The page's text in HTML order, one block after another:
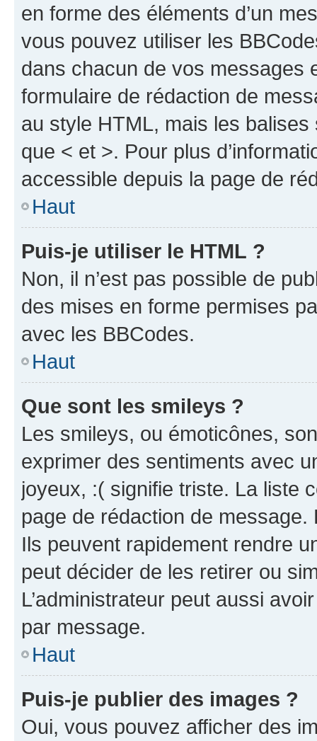
en forme des éléments d’un
vous pouvez utiliser les
dans chacun de vos messages
formulaire de rédaction de
au style HTML, mais les
que < et >. Pour plus
accessible depuis la page de
Haut
Puis-je utiliser le HTML ?
Non, il n’est pas possible de
des mises en forme permises
avec les BBCodes.
Haut
Que sont les smileys ?
Les smileys, ou émoticônes,
exprimer des sentiments avec
joyeux, :( signifie triste. La liste
page de rédaction de
Ils peuvent rapidement rendre
peut décider de les retirer ou
L’administrateur peut aussi
par message.
Haut
Puis-je publier des images ?
Oui, vous pouvez afficher des